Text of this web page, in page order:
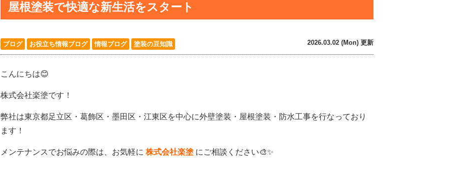
屋根塗装で快適な新生活をスタート
ブログ お役立ち情報ブログ 情報ブログ 塗装の豆知識 2026.03.02 (Mon) 更新
こんにちは😊
株式会社楽塗です！
弊社は東京都足立区・葛飾区・墨田区・江東区を中心に外壁塗装・屋根塗装・防水工事を行なっており
ます！
メンテナンスでお悩みの際は、お気軽に 株式会社楽塗 にご相談ください🎨✨